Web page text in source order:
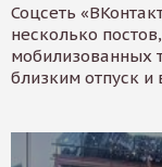
Соцсеть
несколько
мобилизованных
близким отпуск и